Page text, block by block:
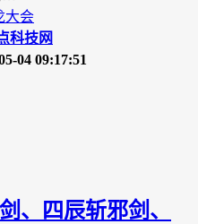
大会
科技网
04 09:17:51
、四辰斩邪剑、